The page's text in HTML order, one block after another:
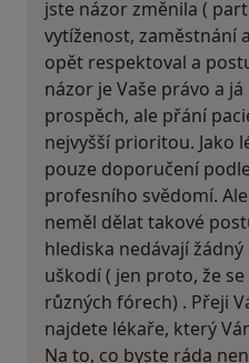
jste názor změnila (
vytíženost, zaměstnání
opět respektoval a
názor je Vaše právo a
prospěch, ale přání
nejvyšší prioritou. Jako
pouze doporučení
profesního svědomí.
neměl dělat takové
hlediska nedávají
uškodí ( jen proto, že
různých fórech) . Přeji
najdete lékaře, který
Na to, co byste ráda